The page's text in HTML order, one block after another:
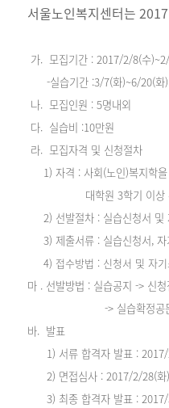
서울노인복지센터는
가. 모집기간 : 2017/2/8(수
-실습기간 :3/7(화)~6/20(화)
나. 모집인원 : 5명내외
다. 실습비 :10만원
라. 모집자격 및 신청절차
1) 자격 : 사회(노인)복지학을
대학원 3학기 이상 수
2) 선발절차 : 실습신청서 및
3) 제출서류 : 실습신청서, 자
4) 접수방법 : 신청서 및 자기
마 . 선발방법 : 실습공지 -> 신
-> 실습확정공문발
바. 발표
1) 서류 합격자 발표 : 2017/
2) 면접심사 : 2017/2/28(화
3) 최종 합격자 발표 : 2017/